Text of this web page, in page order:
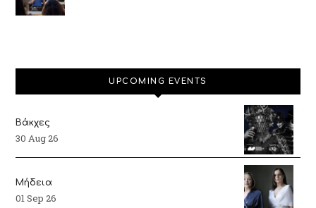
UPCOMING EVENTS
Βάκχες
30 Aug 26
Μήδεια
01 Sep 26